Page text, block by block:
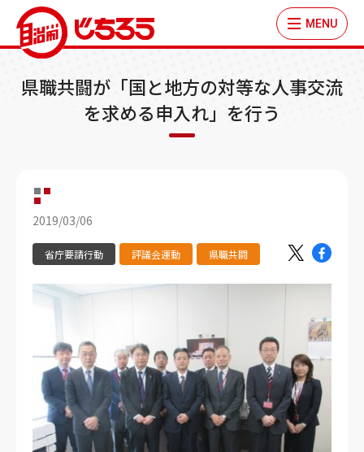
MENU
県職共闘が「国と地方の対等な人事交流
を求める申入れ」を行う
2019/03/06
省庁要請行動 評議会運動 県職共闘